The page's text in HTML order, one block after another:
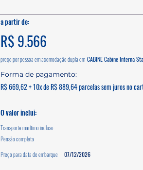
a partir de:
R$ 9.566
CABINE Cabine Interna
preço por pessoa em acomodação dupla em
Forma de pagamento:
R$ 669,62 + 10x de R$ 889,64 parcelas sem juros no
O valor inclui:
Transporte marítimo incluso
Pensão completa
Preço para data de embarque
07/12/2026